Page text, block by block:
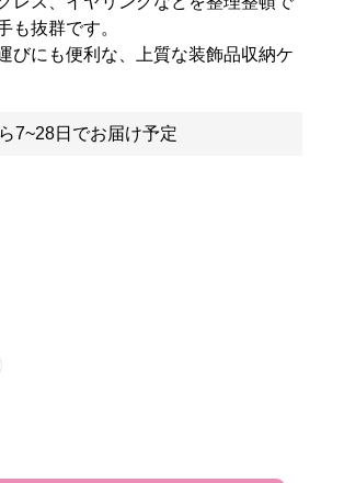
も抜群です。
びにも便利な、上質な装飾品収納ケ
7~28日でお届け予定